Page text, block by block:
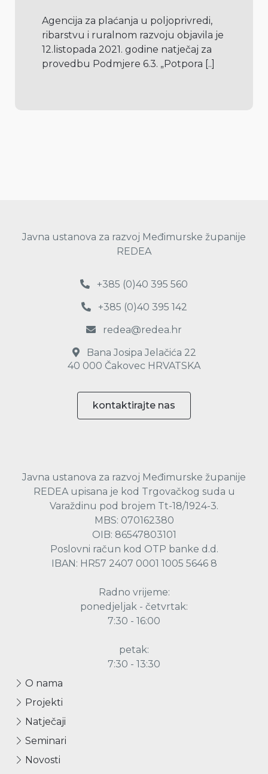
Agencija za plaćanja u poljoprivredi,
ribarstvu i ruralnom razvoju objavila je
12.listopada 2021. godine natječaj za
provedbu Podmjere 6.3. „Potpora [..]
Javna ustanova za razvoj Međimurske županije
REDEA
+385 (0)40 395 560
+385 (0)40 395 142
redea@redea.hr
Bana Josipa Jelačića 22
40 000 Čakovec HRVATSKA
kontaktirajte nas
Javna ustanova za razvoj Međimurske županije
REDEA upisana je kod Trgovačkog suda u
Varaždinu pod brojem Tt-18/1924-3.
MBS: 070162380
OIB: 86547803101
Poslovni račun kod OTP banke d.d.
IBAN: HR57 2407 0001 1005 5646 8
Radno vrijeme:
ponedjeljak - četvrtak:
7:30 - 16:00
petak:
7:30 - 13:30
O nama
Projekti
Natječaji
Seminari
Novosti